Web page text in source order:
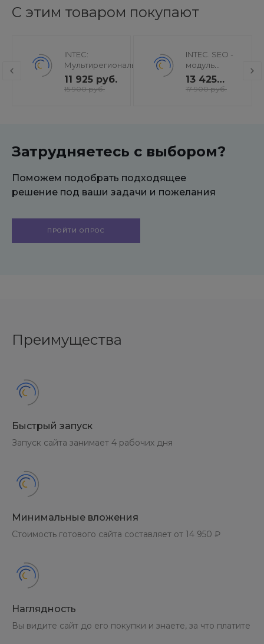
С этим товаром покупают
INTEC:
Мультирегиональность
- региональная сеть
вашего сайта с
11 925 руб.
15 900 руб.
INTEC. SEO -
модуль
поисковой
оптимизации:
13 425
руб.
17 900 руб.
Затрудняетесь с выбором?
Поможем подобрать подходящее
решение под ваши задачи и пожелания
ПРОЙТИ ОПРОС
Преимущества
Быстрый запуск
Запуск сайта занимает 4 рабочих дня
Минимальные вложения
Стоимость готового сайта составляет от 14 950 ₽
Наглядность
Вы видите сайт до его покупки и знаете, за что платите